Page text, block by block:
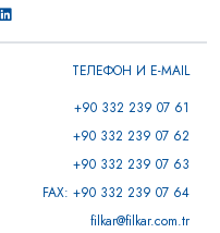
ТЕЛЕФОН И E-MAIL
+90 332 239 07 61
+90 332 239 07 62
+90 332 239 07 63
FAX: +90 332 239 07 64
filkar@filkar.com.tr